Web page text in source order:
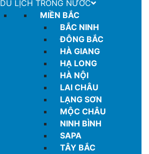
DU LỊCH TRONG NƯỚC
MIỀN BẮC
BẮC NINH
ĐÔNG BẮC
HÀ GIANG
HẠ LONG
HÀ NỘI
LAI CHÂU
LẠNG SƠN
MỘC CHÂU
NINH BÌNH
SAPA
TÂY BẮC